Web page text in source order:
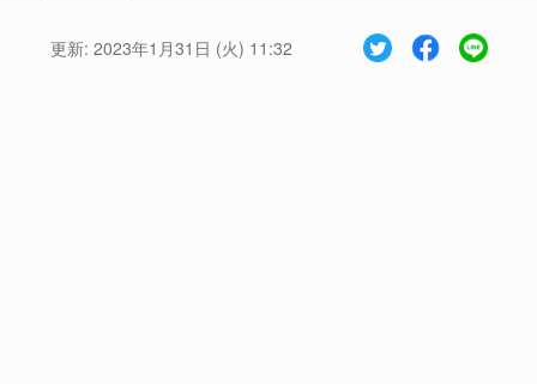
更新: 2023年1月31日 (火) 11:32